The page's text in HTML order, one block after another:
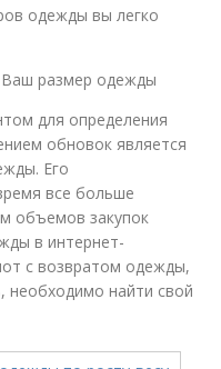
одежды вы легко
размер одежды
для определения
обновок является
Его
все больше
объемов закупок
в интернет-
с возвратом одежды,
найти свой